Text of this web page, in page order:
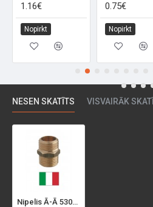
1.16€
Nopirkt
0.75€
Nopirkt
NESEN SKATĪTS VISVAIRĀK
Nipelis Ā-Ā 5300018018G 1/8, 1/8